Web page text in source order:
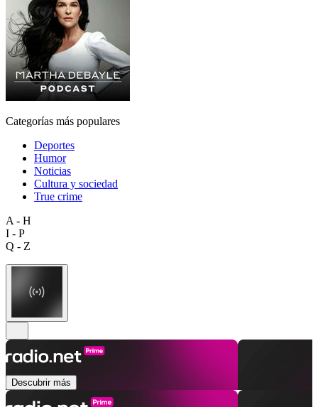
Categorías más populares
Deportes
Humor
Noticias
Cultura y sociedad
True crime
A - H
I - P
Q - Z
Descubrir más